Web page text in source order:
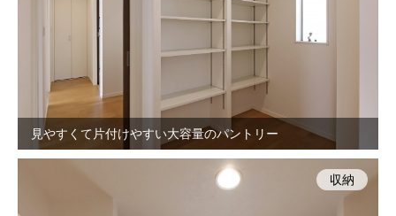
見やすくて片付けやすい大容量のパントリー
収納